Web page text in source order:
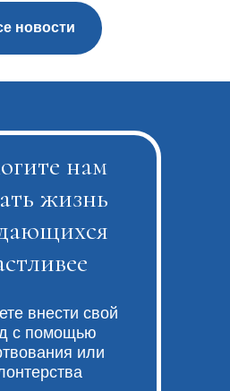
новости
нам
жизнь
внести свой
с помощью
или